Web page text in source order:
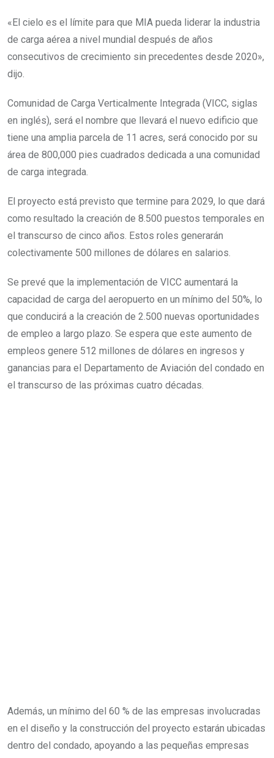
«El cielo es el límite para que MIA pueda liderar la industria
de carga aérea a nivel mundial después de años
consecutivos de crecimiento sin precedentes desde 2020»,
dijo.
Comunidad de Carga Verticalmente Integrada (VICC, siglas
en inglés), será el nombre que llevará el nuevo edificio que
tiene una amplia parcela de 11 acres, será conocido por su
área de 800,000 pies cuadrados dedicada a una comunidad
de carga integrada.
El proyecto está previsto que termine para 2029, lo que dará
como resultado la creación de 8.500 puestos temporales en
el transcurso de cinco años. Estos roles generarán
colectivamente 500 millones de dólares en salarios.
Se prevé que la implementación de VICC aumentará la
capacidad de carga del aeropuerto en un mínimo del 50%, lo
que conducirá a la creación de 2.500 nuevas oportunidades
de empleo a largo plazo. Se espera que este aumento de
empleos genere 512 millones de dólares en ingresos y
ganancias para el Departamento de Aviación del condado en
el transcurso de las próximas cuatro décadas.
Además, un mínimo del 60 % de las empresas involucradas
en el diseño y la construcción del proyecto estarán ubicadas
dentro del condado, apoyando a las pequeñas empresas